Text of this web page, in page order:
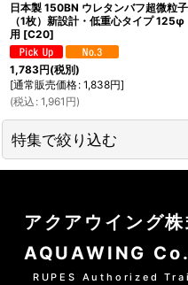
日本製 150BN ウレタンバフ超微粒子
（1枚）新設計・低重心タイプ 125φ
用 [C20]
1,783円(税別)
[通常販売価格: 1,838円]
(税込 : 1,961 円)
特集で絞り込む
水洗いの方法
グリーンシャンプー洗車の方法
アクアウイング
AQUAWING
RUPES Authorized